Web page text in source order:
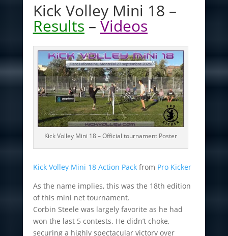
Kick Volley Mini 18 –
Results – Videos
Kick Volley Mini 18 – Official tournament Poster
Kick Volley Mini 18 Action Packfrom Pro Kicker
As the name implies, this was the 18th edition
of this mini net tournament.
Corbin Steele was largely favorite as he had
won the last 5 contests. He didn’t choke,
securing a highly spectacular victory over